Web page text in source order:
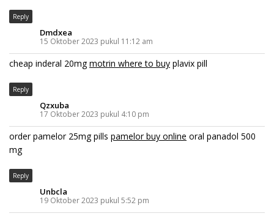
Reply
Dmdxea
15 Oktober 2023 pukul 11:12 am
cheap inderal 20mgmotrin where to buy plavix pill
Reply
Qzxuba
17 Oktober 2023 pukul 4:10 pm
order pamelor 25mg pills pamelor buy online oral panadol 500
mg
Reply
Unbcla
19 Oktober 2023 pukul 5:52 pm